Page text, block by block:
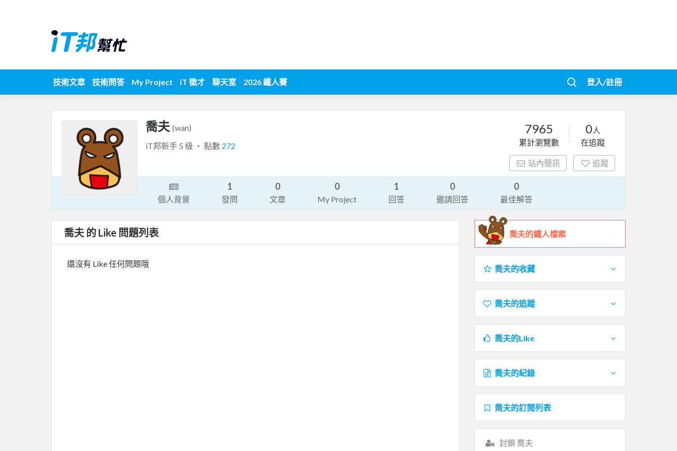
技術文章 技術問答 My Project iT 徵才 聊天室 2026 鐵人賽 登入/註冊
喬夫 (wan)
iT邦新手 5 級 ‧ 點數 272
7965
累計瀏覽數
0人
在追蹤
站內簡訊 追蹤
個人背景
1
發問
0
文章
0
My Project
1
回答
0
邀請回答
0
最佳解答
喬夫 的 Like 問題列表
還沒有 Like 任何問題哦
喬夫的鐵人檔案
喬夫的收藏
喬夫的追蹤
喬夫的Like
喬夫的紀錄
喬夫的訂閱列表
封鎖 喬夫